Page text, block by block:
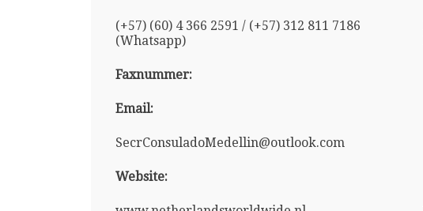
(+57) (60) 4 366 2591 / (+57) 312 811 7186
(Whatsapp)
Faxnummer:
Email:
SecrConsuladoMedellin@outlook.com
Website: